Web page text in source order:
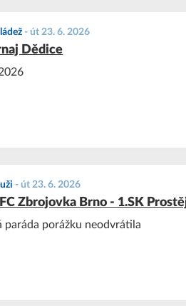
-út 23. 6. 2026
Dědice
-út 23. 6. 2026
Zbrojovka Brno - 1.SK
paráda porážku neodvrátila